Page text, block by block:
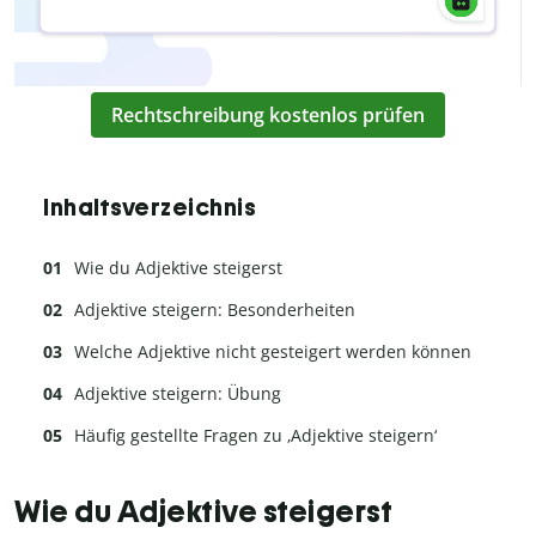
Rechtschreibung kostenlos prüfen
Inhaltsverzeichnis
Wie du Adjektive steigerst
Adjektive steigern: Besonderheiten
Welche Adjektive nicht gesteigert werden können
Adjektive steigern: Übung
Häufig gestellte Fragen zu ‚Adjektive steigern‘
Wie du Adjektive steigerst